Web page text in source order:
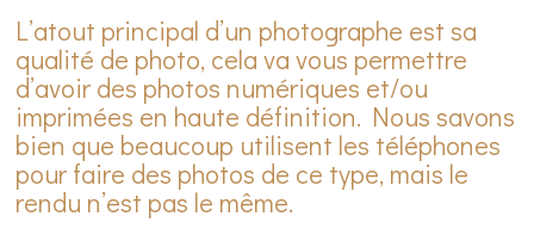
L’atout principal d’un photographe est sa
qualité de photo, cela va vous permettre
d’avoir des photos numériques et/ou
imprimées en haute définition. Nous savons
bien que beaucoup utilisent les téléphones
pour faire des photos de ce type, mais le
rendu n’est pas le même.